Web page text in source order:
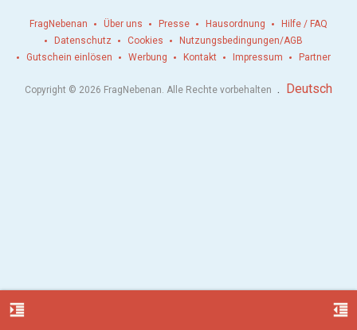
format_indent_increase format_indent_decrease
FragNebenan Über uns Presse Hausordnung
Hilfe / FAQ
Datenschutz
Cookies
Nutzungsbedingungen/AGB
Gutschein einlösen
Werbung Kontakt Impressum Partner
Copyright © 2026 FragNebenan. Alle Rechte vorbehalten . Deutsch